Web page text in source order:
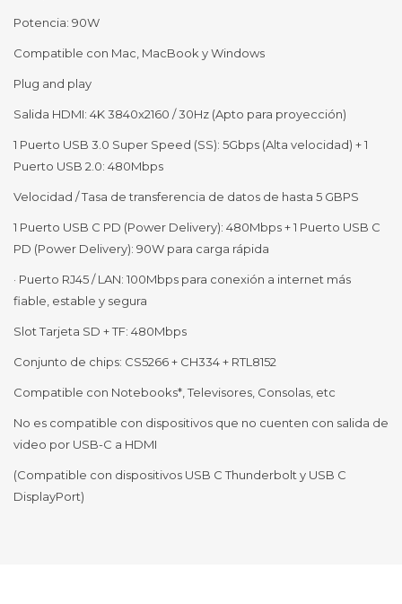
Potencia: 90W
Compatible con Mac, MacBook y Windows
Plug and play
Salida HDMI: 4K 3840x2160 / 30Hz (Apto para proyección)
1 Puerto USB 3.0 Super Speed (SS): 5Gbps (Alta velocidad) + 1
Puerto USB 2.0: 480Mbps
Velocidad / Tasa de transferencia de datos de hasta 5 GBPS
1 Puerto USB C PD (Power Delivery): 480Mbps + 1 Puerto USB C
PD (Power Delivery): 90W para carga rápida
· Puerto RJ45 / LAN: 100Mbps para conexión a internet más
fiable, estable y segura
Slot Tarjeta SD + TF: 480Mbps
Conjunto de chips: CS5266 + CH334 + RTL8152
Compatible con Notebooks*, Televisores, Consolas, etc
No es compatible con dispositivos que no cuenten con salida de
video por USB-C a HDMI
(Compatible con dispositivos USB C Thunderbolt y USB C
DisplayPort)